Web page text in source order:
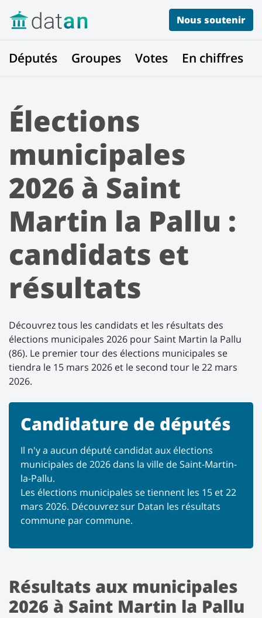
Nous soutenir
Députés Groupes Votes En chiffres
Élections
municipales
2026 à Saint
Martin la Pallu :
candidats et
résultats
Découvrez tous les candidats et les résultats des
élections municipales 2026 pour Saint Martin la Pallu
(86). Le premier tour des élections municipales se
tiendra le 15 mars 2026 et le second tour le 22 mars
2026.
Candidature de députés
Il n'y a aucun député candidat aux élections
municipales de 2026 dans la ville de Saint-Martin-
la-Pallu.
Les élections municipales se tiennent les 15 et 22
mars 2026. Découvrez sur Datan les résultats
commune par commune.
Résultats aux municipales
2026 à Saint Martin la Pallu